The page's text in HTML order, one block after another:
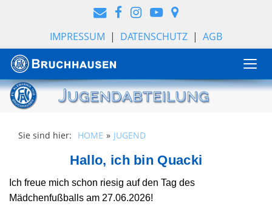
IMPRESSUM | DATENSCHUTZ | AGB
Sie sind hier: HOME JUGEND
Hallo, ich bin Quacki
Ich freue mich schon riesig auf den Tag des
Mädchenfußballs am 27.06.2026!